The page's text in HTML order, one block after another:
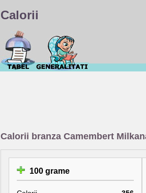
Calorii
Calorii branza Camembert
100 grame